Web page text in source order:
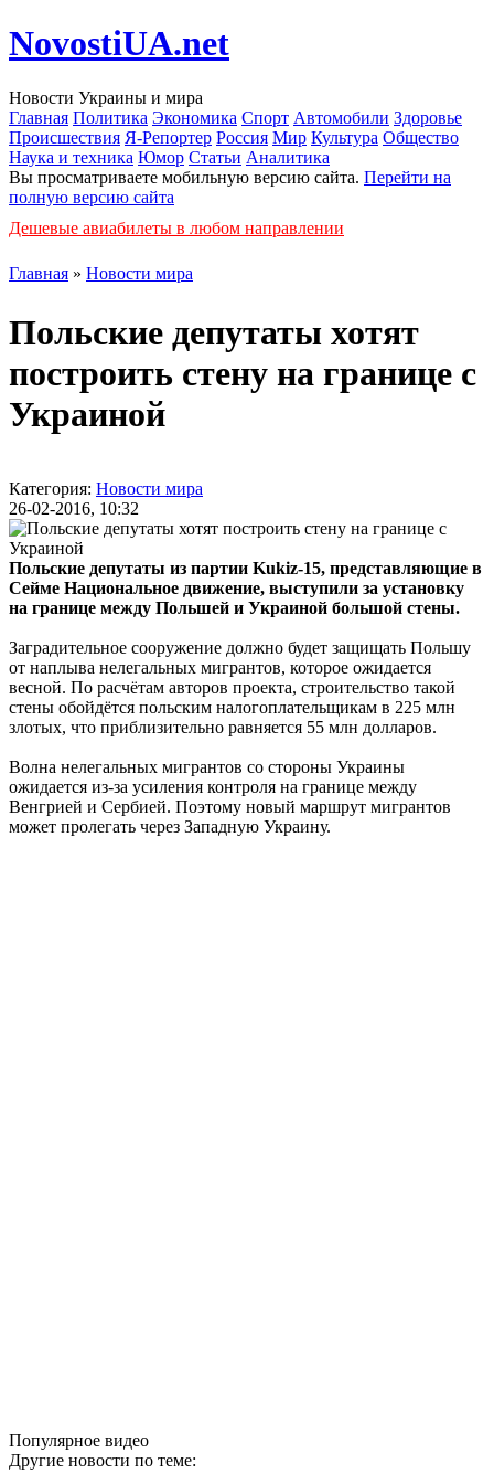
NovostiUA.net
Новости Украины и мира
Главная Политика Экономика Спорт Автомобили Здоровье
Происшествия Я-Репортер Россия Мир Культура Общество
Наука и техника Юмор Статьи Аналитика
Вы просматриваете мобильную версию сайта. Перейти на
полную версию сайта
Дешевые авиабилеты в любом направлении
Главная » Новости мира
Польские депутаты хотят
построить стену на границе с
Украиной
Категория: Новости мира
26-02-2016, 10:32
Польские депутаты из партии Kukiz-15, представляющие в
Сейме Национальное движение, выступили за установку
на границе между Польшей и Украиной большой стены.
Заградительное сооружение должно будет защищать Польшу
от наплыва нелегальных мигрантов, которое ожидается
весной. По расчётам авторов проекта, строительство такой
стены обойдётся польским налогоплательщикам в 225 млн
злотых, что приблизительно равняется 55 млн долларов.
Волна нелегальных мигрантов со стороны Украины
ожидается из-за усиления контроля на границе между
Венгрией и Сербией. Поэтому новый маршрут мигрантов
может пролегать через Западную Украину.
Популярное видео
Другие новости по теме: